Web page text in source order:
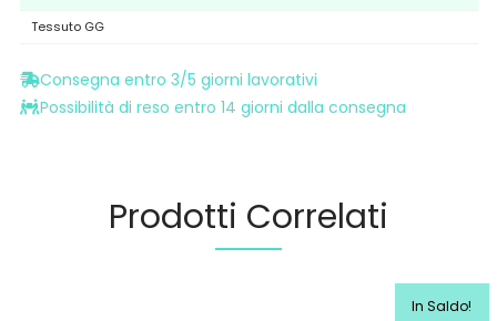
Tessuto GG
Consegna entro 3/5 giorni lavorativi
Possibilità di reso entro 14 giorni dalla consegna
Prodotti Correlati
In Saldo!